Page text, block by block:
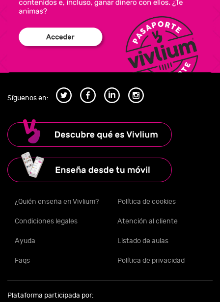
Síguenos en:
¿Quién enseña en Vivlium? Política de cookies
Condiciones legales Atención al cliente
Ayuda Listado de aulas
Faqs Política de privacidad
Plataforma participada por: